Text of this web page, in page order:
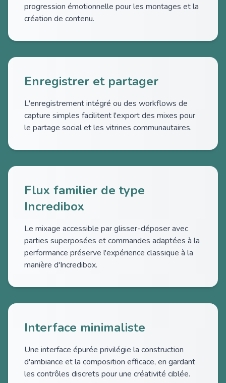
progression émotionnelle pour les montages et la
création de contenu.
Enregistrer et partager
L'enregistrement intégré ou des workflows de
capture simples facilitent l'export des mixes pour
le partage social et les vitrines communautaires.
Flux familier de type
Incredibox
Le mixage accessible par glisser-déposer avec
parties superposées et commandes adaptées à la
performance préserve l'expérience classique à la
manière d'Incredibox.
Interface minimaliste
Une interface épurée privilégie la construction
d'ambiance et la composition efficace, en gardant
les contrôles discrets pour une créativité ciblée.